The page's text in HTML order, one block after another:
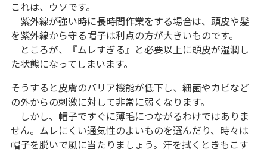
これは、ウソです。
紫外線が強い時に長時間作業をする場合は、頭皮や髪
を紫外線から守る帽子は利点の方が大きいものです。
ところが、『ムレすぎる』と必要以上に頭皮が湿潤し
た状態になってしまいます。
そうすると皮膚のバリア機能が低下し、細菌やカビなど
の外からの刺激に対して非常に弱くなります。
しかし、帽子ですぐに薄毛につながるわけではありま
せん。ムレにくい通気性のよいものを選んだり、時々は
帽子を脱いで風に当たりましょう。汗を拭くときもこす